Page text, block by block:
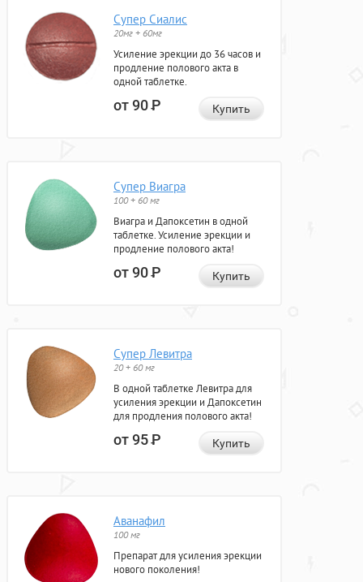
Супер Сиалис
20мг + 60мг
Усиление эрекции до 36 часов и
продление полового акта в
одной таблетке.
от 90Р Купить
Супер Виагра
100 + 60 мг
Виагра и Дапоксетин в одной
таблетке. Усиление эрекции и
продление полового акта!
от 90Р Купить
Супер Левитра
20 + 60 мг
В одной таблетке Левитра для
усиления эрекции и Дапоксетин
для продления полового акта!
от 95Р Купить
Аванафил
100 мг
Препарат для усиления эрекции
нового поколения!